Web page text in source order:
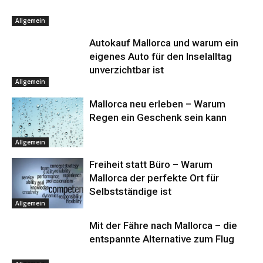
Allgemein
Allgemein
Autokauf Mallorca und warum ein
eigenes Auto für den Inselalltag
unverzichtbar ist
Allgemein
Mallorca neu erleben – Warum
Regen ein Geschenk sein kann
Allgemein
Freiheit statt Büro – Warum
Mallorca der perfekte Ort für
Selbstständige ist
Mit der Fähre nach Mallorca – die
entspannte Alternative zum Flug